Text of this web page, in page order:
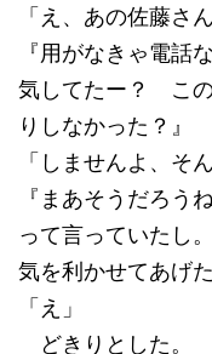
「え、あの佐藤さ
『用がなきゃ電話
気してたー？ この
りしなかった？』
「しませんよ、そ
『まあそうだろう
って言っていたし
気を利かせてあげ
「え」
どきりとした。